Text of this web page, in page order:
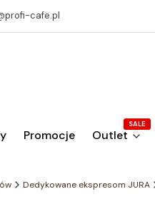
cafe.pl
Promocje Outlet
SALE
Dedykowane ekspresom JURA